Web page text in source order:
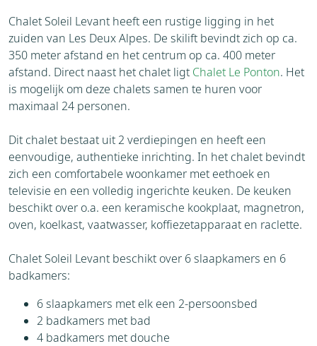
Chalet Soleil Levant heeft een rustige ligging in het
zuiden van Les Deux Alpes. De skilift bevindt zich op ca.
350 meter afstand en het centrum op ca. 400 meter
afstand. Direct naast het chalet ligt Chalet Le Ponton. Het
is mogelijk om deze chalets samen te huren voor
maximaal 24 personen.
Dit chalet bestaat uit 2 verdiepingen en heeft een
eenvoudige, authentieke inrichting. In het chalet bevindt
zich een comfortabele woonkamer met eethoek en
televisie en een volledig ingerichte keuken. De keuken
beschikt over o.a. een keramische kookplaat, magnetron,
oven, koelkast, vaatwasser, koffiezetapparaat en raclette.
Chalet Soleil Levant beschikt over 6 slaapkamers en 6
badkamers:
6 slaapkamers met elk een 2-persoonsbed
2 badkamers met bad
4 badkamers met douche